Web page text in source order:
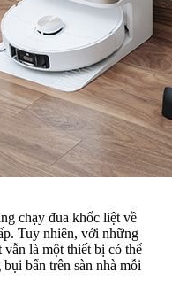
chạy đua khốc liệt về
Tuy nhiên, với những
là một thiết bị có thể
bẩn trên sàn nhà mỗi